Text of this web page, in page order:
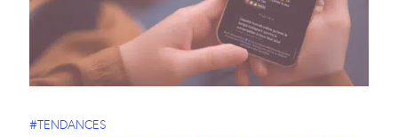
#TENDANCES